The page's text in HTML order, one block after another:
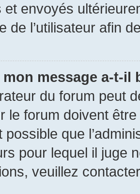
et envoyés
de l’utilisateur afin
message a-t-il
du forum peut
le forum doivent
possible que
pour lequel il juge
veuillez